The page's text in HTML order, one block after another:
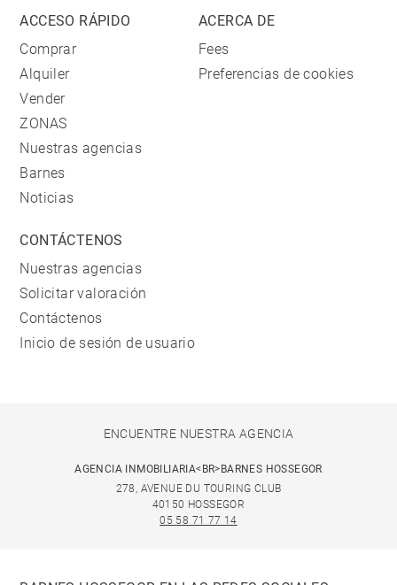
ACCESO RÁPIDO
Comprar
Alquiler
Vender
ZONAS
Nuestras agencias
Barnes
Noticias
ACERCA DE
Fees
Preferencias de cookies
CONTÁCTENOS
Nuestras agencias
Solicitar valoración
Contáctenos
Inicio de sesión de usuario
ENCUENTRE NUESTRA AGENCIA
AGENCIA INMOBILIARIA<BR>BARNES HOSSEGOR
278, AVENUE DU TOURING CLUB
40150 HOSSEGOR
05 58 71 77 14